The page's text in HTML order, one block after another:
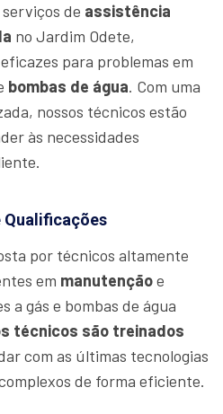
de assistência
no Jardim Odete,
eficazes para problemas em
bombas de água. Com uma
nossos técnicos estão
às necessidades
Qualificações
por técnicos altamente
em manutençãoe
a gás e bombas de água
técnicos são treinados
com as últimas tecnologias
de forma eficiente.